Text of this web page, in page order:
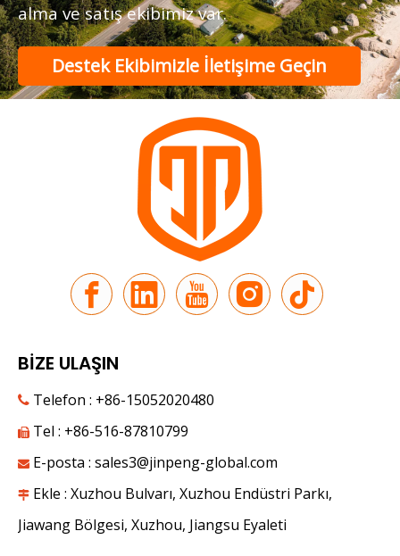
Alıcılar Düşük Hızlı Elektrikli Araba Seçerken Neleri Kontrol Etmeli?
Düşük hızlı bir elektrikli araba satın almak için
İpek Yolunda Yeni Yolculuk | JP Group 9. Çin-Avrasya Fuarı'nda Tanıtıldı
Haziran ayında Tianshan Dağları'nın altında tatlı
alma ve satış ekibimiz var.
Destek Ekibimizle İletişime Geçin
BİZE ULAŞIN
 Telefon : +86-15052020480
 Tel : +86-516-87810799
 E-posta : sales3@jinpeng-global.com
 Ekle : Xuzhou Bulvarı, Xuzhou Endüstri Parkı,
Jiawang Bölgesi, Xuzhou, Jiangsu Eyaleti